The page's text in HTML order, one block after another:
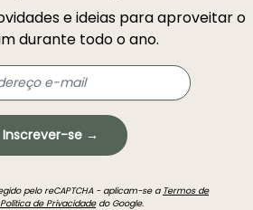
e ideias para aproveitar o
durante todo o ano.
Inscrever-se →
pelo reCAPTCHA - aplicam-se a Termos de
Política de Privacidadedo Google.